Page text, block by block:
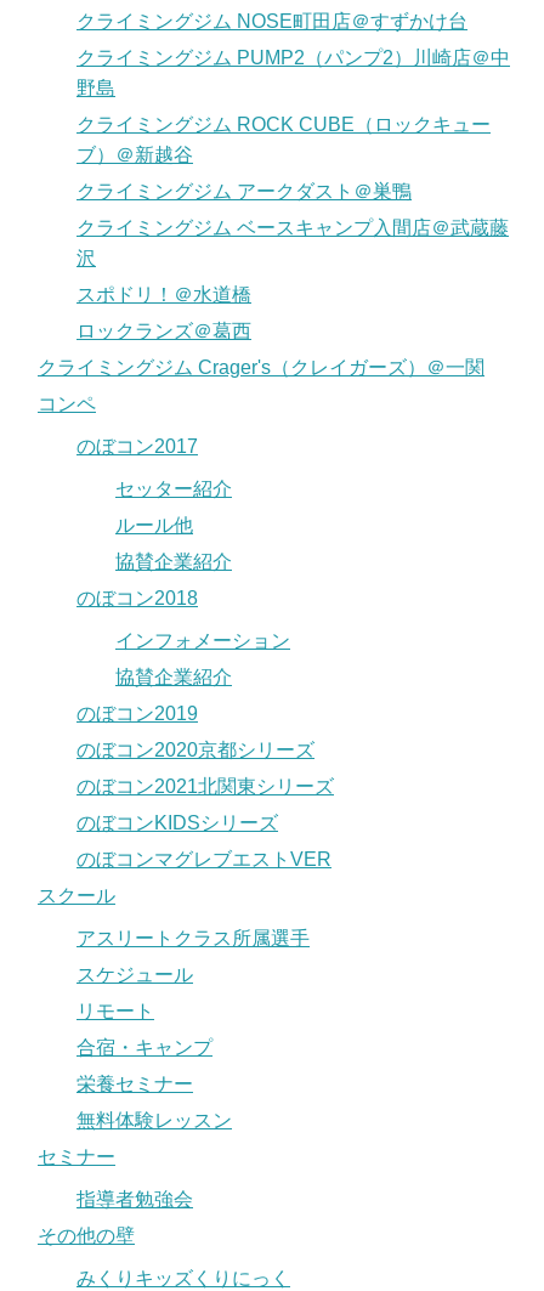
クライミングジム NOSE町田店＠すずかけ台
クライミングジム PUMP2（パンプ2）川崎店＠中
野島
クライミングジム ROCK CUBE（ロックキュー
ブ）＠新越谷
クライミングジム アークダスト＠巣鴨
クライミングジム ベースキャンプ入間店＠武蔵藤
沢
スポドリ！＠水道橋
ロックランズ＠葛西
クライミングジム Crager's（クレイガーズ）＠一関
コンペ
のぼコン2017
セッター紹介
ルール他
協賛企業紹介
のぼコン2018
インフォメーション
協賛企業紹介
のぼコン2019
のぼコン2020京都シリーズ
のぼコン2021北関東シリーズ
のぼコンKIDSシリーズ
のぼコンマグレブエストVER
スクール
アスリートクラス所属選手
スケジュール
リモート
合宿・キャンプ
栄養セミナー
無料体験レッスン
セミナー
指導者勉強会
その他の壁
みくりキッズくりにっく